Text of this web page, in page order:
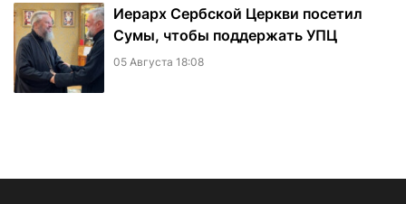
Иерарх Сербской Церкви посетил
Сумы, чтобы поддержать УПЦ
05 Августа 18:08